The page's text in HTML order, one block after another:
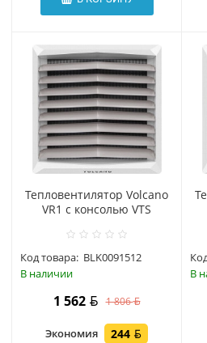
Тепловентилятор Volcano
VR1 с консолью VTS
Код товара: BLK0091512
В наличии
1 562 1 806
Экономия 244
В